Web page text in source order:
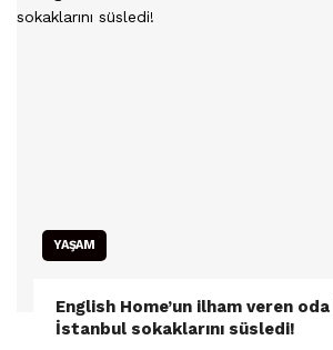
YAŞAM
English Home’un ilham veren
İstanbul sokaklarını süsledi!